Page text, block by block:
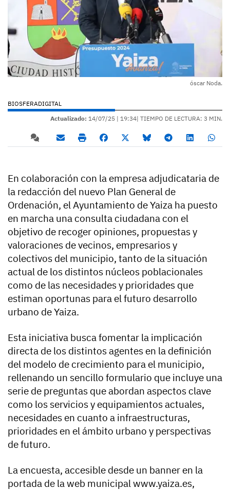
óscar Noda.
BIOSFERADIGITAL
Actualizado: 14/07/25 | 19:34| TIEMPO DE LECTURA: 3 MIN.
En colaboración con la empresa adjudicataria de
la redacción del nuevo Plan General de
Ordenación, el Ayuntamiento de Yaiza ha puesto
en marcha una consulta ciudadana con el
objetivo de recoger opiniones, propuestas y
valoraciones de vecinos, empresarios y
colectivos del municipio, tanto de la situación
actual de los distintos núcleos poblacionales
como de las necesidades y prioridades que
estiman oportunas para el futuro desarrollo
urbano de Yaiza.
Esta iniciativa busca fomentar la implicación
directa de los distintos agentes en la definición
del modelo de crecimiento para el municipio,
rellenando un sencillo formulario que incluye una
serie de preguntas que abordan aspectos clave
como los servicios y equipamientos actuales,
necesidades en cuanto a infraestructuras,
prioridades en el ámbito urbano y perspectivas
de futuro.
La encuesta, accesible desde un banner en la
portada de la web municipal www.yaiza.es,